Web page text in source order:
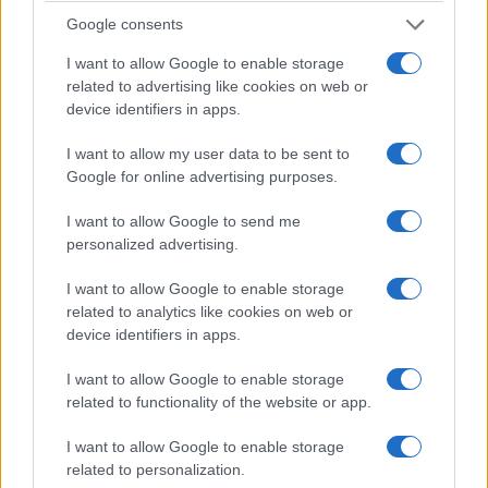
Google consents
I want to allow Google to enable storage
related to advertising like cookies on web or
device identifiers in apps.
I want to allow my user data to be sent to
Google for online advertising purposes.
I want to allow Google to send me
personalized advertising.
I want to allow Google to enable storage
related to analytics like cookies on web or
device identifiers in apps.
I want to allow Google to enable storage
related to functionality of the website or app.
I want to allow Google to enable storage
related to personalization.
ΑΝΗΚΕΙ ΣΤΗΝ ΚΑΤΗΓΟΡΙΑ:
ΕΠΙΣΗΜΑΣΜΕΝΟ ΜΕ: ΔΕΛΤΙΟ ΕΙΔΗΣΕΩΝ ALPHA
ΔΕΛΤΙΟ
ΔΕΛΤΙΟ ΕΙΔΗΣΕΩΝ ΑΝΤ1
Πρώτο το κεντρικό δελτίο του Alpha
για 5 συνεχόμενα χρόνια!
27/12/2018